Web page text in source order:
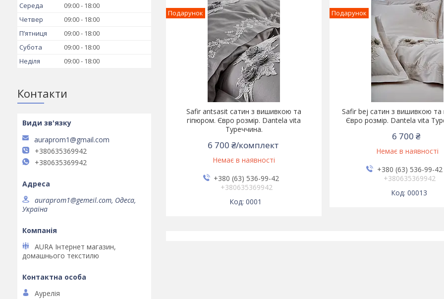
Подарунок
Safir antsasit сатин з вишивкою та
гіпюром. Євро розмір. Dantela vita
Туреччина.
6 700 ₴/комплект
Немає в наявності
+380 (63) 536-99-42
+380635369942
0001
Подарунок
Safir bej сатин з вишивкою та
Євро розмір. Dantela vita
6 700 ₴
Немає в наявності
+380 (63) 536-99-42
+380635369942
00013
Середа
09:00
18:00
Четвер
09:00
18:00
Пʼятниця
09:00
18:00
Субота
09:00
18:00
Неділя
09:00 18:00
Контакти
auraprom1@gmail.com
+380635369942
+380635369942
auraprom1@gemeil.com, Одеса,
Україна
AURA Інтернет магазин,
домашнього текстилю
Аурелія